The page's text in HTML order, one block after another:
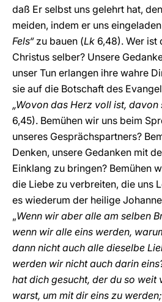
daß Er selbst uns gelehrt hat,
meiden, indem er uns
Fels“ zu bauen (Lk 6,48). Wer ist
Christus selber? Unsere
unser Tun erlangen ihre wahre
sie auf die Botschaft des
„Wovon das Herz voll ist, davon
6,45). Bemühen wir uns beim
unseres Gesprächspartners?
Denken, unsere Gedanken mit
Einklang zu bringen? Bemühen
die Liebe zu verbreiten, die uns
es wiederum der heilige
„Wenn wir aber alle am selben
wenn wir alle eins werden,
dann nicht auch alle dieselbe
werden wir nicht auch darin
hat dich gesucht, der du so weit
warst, um mit dir eins zu